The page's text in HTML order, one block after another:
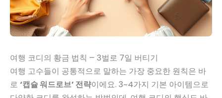
여행 코디의 황금 법칙 – 3벌로 7일 버티기
여행 고수들이 공통적으로 말하는 가장 중요한 원칙은 바
로 ‘캡슐 워드로브’ 전략이에요. 3~4가지 기본 아이템으로